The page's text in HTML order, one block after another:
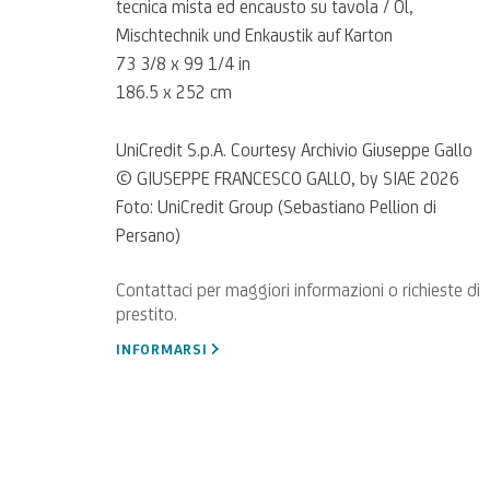
tecnica mista ed encausto su tavola / Öl,
Mischtechnik und Enkaustik auf Karton
73 3/8 x 99 1/4 in
186.5 x 252 cm
UniCredit S.p.A. Courtesy Archivio Giuseppe Gallo
© GIUSEPPE FRANCESCO GALLO, by SIAE 2026
Foto: UniCredit Group (Sebastiano Pellion di
Persano)
INFORMARSI